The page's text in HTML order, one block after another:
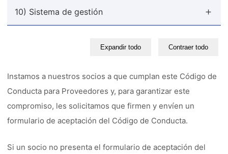
10) Sistema de gestión
Expandir todo Contraer todo
Instamos a nuestros socios a que cumplan este Código de
Conducta para Proveedores y, para garantizar este
compromiso, les solicitamos que firmen y envíen un
formulario de aceptación del Código de Conducta.
Si un socio no presenta el formulario de aceptación del